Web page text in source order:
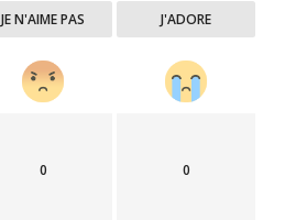
JE N'AIME PAS J'ADORE
0 0